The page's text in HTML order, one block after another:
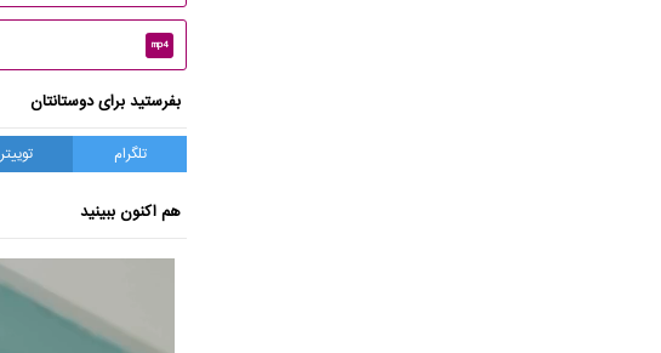
mp4
بفرستید برای دوستانتان
تلگرام توییتر
هم اکنون ببینید